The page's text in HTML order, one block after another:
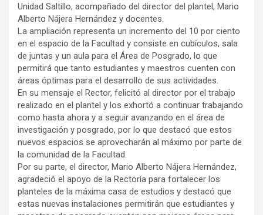
Unidad Saltillo, acompañado del director del plantel, Mario
Alberto Nájera Hernández y docentes.
La ampliación representa un incremento del 10 por ciento
en el espacio de la Facultad y consiste en cubículos, sala
de juntas y un aula para el Área de Posgrado, lo que
permitirá que tanto estudiantes y maestros cuenten con
áreas óptimas para el desarrollo de sus actividades.
En su mensaje el Rector, felicitó al director por el trabajo
realizado en el plantel y los exhortó a continuar trabajando
como hasta ahora y a seguir avanzando en el área de
investigación y posgrado, por lo que destacó que estos
nuevos espacios se aprovecharán al máximo por parte de
la comunidad de la Facultad.
Por su parte, el director, Mario Alberto Nájera Hernández,
agradeció el apoyo de la Rectoría para fortalecer los
planteles de la máxima casa de estudios y destacó que
estas nuevas instalaciones permitirán que estudiantes y